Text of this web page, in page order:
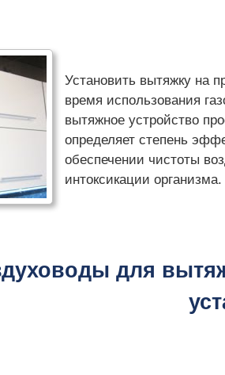
Установить вытяжку на
время использования
вытяжное устройство
определяет степень
обеспечении чистоты
интоксикации
для